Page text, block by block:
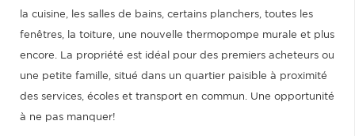
la cuisine, les salles de bains, certains planchers, toutes les
fenêtres, la toiture, une nouvelle thermopompe murale et plus
encore. La propriété est idéal pour des premiers acheteurs ou
une petite famille, situé dans un quartier paisible à proximité
des services, écoles et transport en commun. Une opportunité
à ne pas manquer!